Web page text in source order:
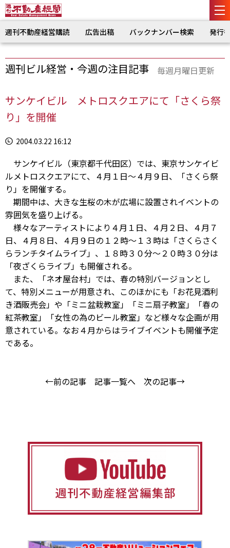
週刊不動産経営購読 広告出稿 バックナンバー検索 発行
週刊ビル経営・今週の注目記事 毎週月曜日更新
サンケイビル メトロスクエアにて「さくら祭
り」を開催
2004.03.22 16:12
サンケイビル（東京都千代田区）では、東京サンケイビ
ルメトロスクエアにて、４月１日〜４月９日、「さくら祭
り」を開催する。
期間中は、大きな生桜の木が広場に設置されイベントの
雰囲気を盛り上げる。
様々なアーティストにより４月１日、４月２日、４月７
日、４月８日、４月９日の１２時〜１３時は「さくらさく
らランチタイムライブ」、１８時３０分〜２０時３０分は
「夜ざくらライブ」も開催される。
また、「ネオ屋台村」では、春の特別バージョンとし
て、特別メニューが用意され、このほかにも「お花見酒利
き酒販売会」や「ミニ盆栽教室」「ミニ扇子教室」「春の
紅茶教室」「女性の為のビール教室」など様々な企画が用
意されている。なお４月からはライブイベントも開催予定
である。
←前の記事 記事一覧へ 次の記事→